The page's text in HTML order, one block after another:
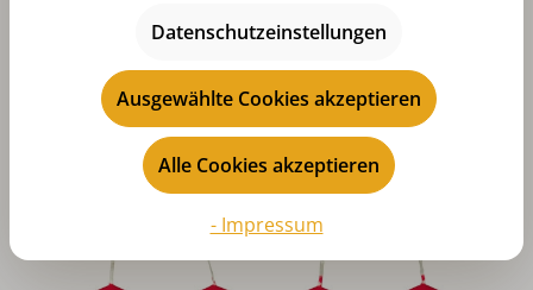
Produktgalerie überspringen
Das könnte Ihnen auch gefallen
Datenschutzeinstellungen
Ausgewählte Cookies akzeptieren
Alle Cookies akzeptieren
- Impressum